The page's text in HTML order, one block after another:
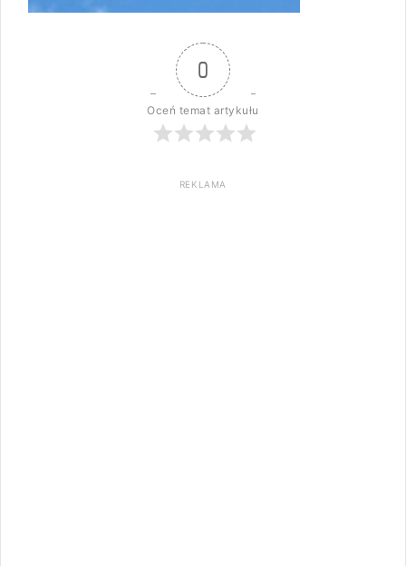
0
Oceń temat artykułu
REKLAMA